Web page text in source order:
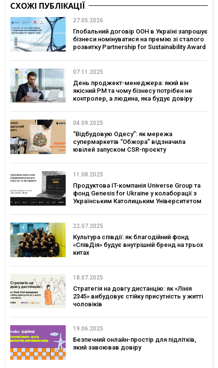
СХОЖІ ПУБЛІКАЦІЇ
27.05.2026
Глобальний договір ООН в Україні запрошує
бізнеси номінуватися на премію зі сталого
розвитку Partnership for Sustainability Award
07.11.2025
День проджект-менеджера: який він
якісний PM та чому бізнесу потрібен не
контролер, а людина, яка будує довіру
04.09.2025
“Відбудовую Одесу”: як мережа
супермаркетів “Обжора” відзначила
ювілей запуском CSR-проєкту
11.08.2025
Продуктова IT-компанія Universe Group та
фонд Genesis for Ukraine у колаборації з
Українським Католицьким Університетом
з підприємництва для ветеранів і
ветеранок
22.07.2025
Культура співдії: як благодійний фонд
«СпівДія» будує внутрішній бренд на трьох
китах
18.07.2025
Стратегія на довгу дистанцію: як «Лінія
2345» вибудовує стійку присутність у житті
чоловіків
19.06.2025
Безпечний онлайн-простір для підлітків,
який завоював довіру